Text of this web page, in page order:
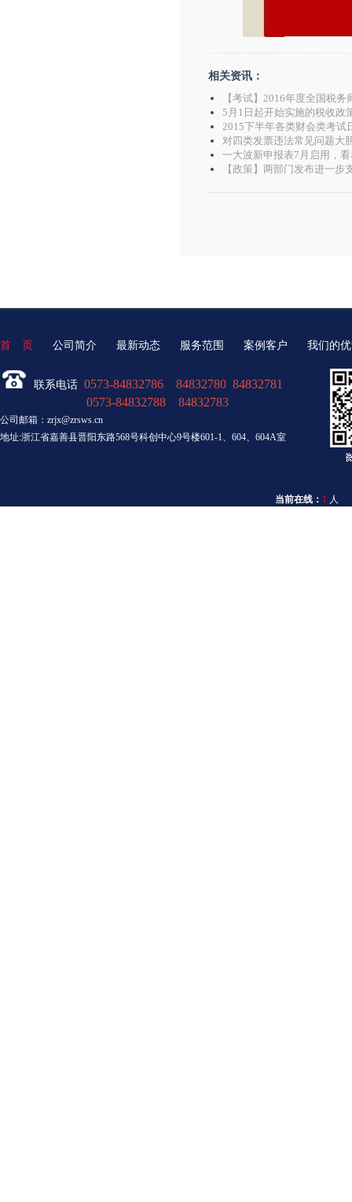
相关资讯：
【考试】2016年度全国税
5月1日起开始实施的税收政
2015下半年各类财会类考试
对四类发票违法常见问题大
一大波新申报表7月启用，
【政策】两部门发布进一
首 页 公司简介 最新动态 服务范围 案例客户 我们的
联系电话 0573-84832786 84832780 84832781
0573-84832788 84832783
公司邮箱：zrjx@zrsws.cn
地址:浙江省嘉善县晋阳东路568号科创中心9号楼601-1、604、604A室
当前在线： 1